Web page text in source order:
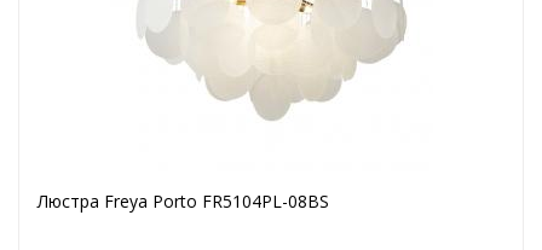
Люстра Freya Porto FR5104PL-08BS